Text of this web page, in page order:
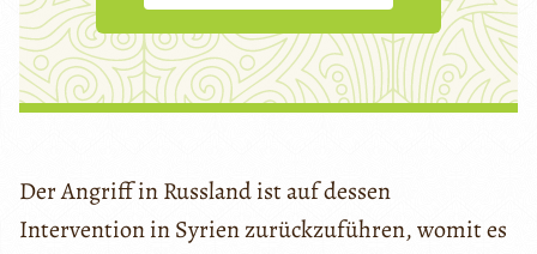
Der Angriff in Russland ist auf dessen
Intervention in Syrien zurückzuführen, womit es